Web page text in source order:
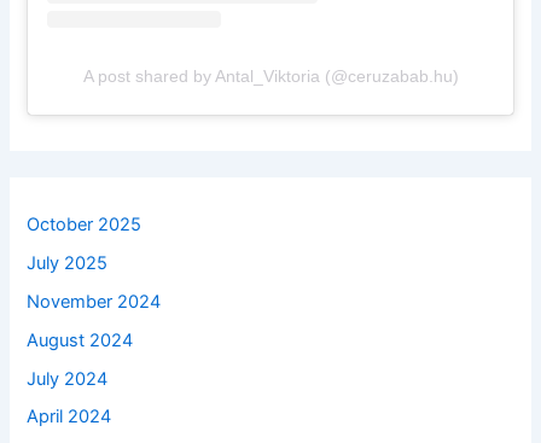
A post shared by Antal_Viktoria (@ceruzabab.hu)
October 2025
July 2025
November 2024
August 2024
July 2024
April 2024